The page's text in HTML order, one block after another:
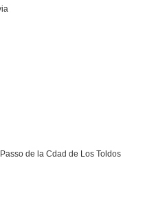
de la Cdad de Los Toldos